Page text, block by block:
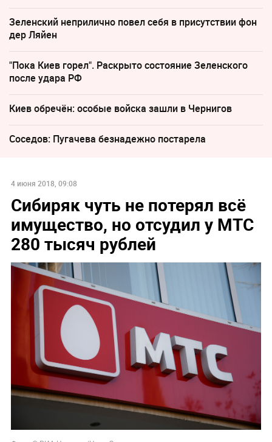
Зеленский неприлично повел cебя в присутствии фон
дер Ляйен
"Пока Киев горел". Раскрыто состояние Зеленского
после удара РФ
Киев обречён: особые войска зашли в Чернигов
Соседов: Пугачева безнадежно постарела
4 июня 2018, 09:08
Сибиряк чуть не потерял всё
имущество, но отсудил у МТС
280 тысяч рублей